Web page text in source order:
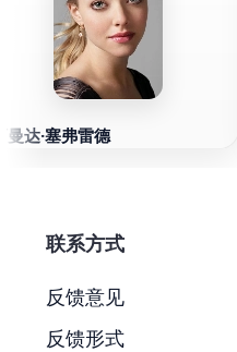
曼达·塞弗雷德
联系方式
反馈意见
反馈形式